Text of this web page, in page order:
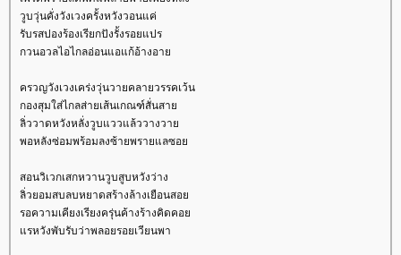
วูบวุ่นคั่งวังเวงครั้งหวังวอนแค่
รับรสปองร้องเรียกปังรั้งรอยแปร
กวนอวลไอไกลอ่อนแอแก้อ้างอา
ครวญวังเวงเคร่งวุ่นวายคลายวรรคเว้น
กองสุมใส่ไกลส่ายเส้นเกณฑ์สั่นสา
ลิ่ววาดหวังหลั่งวูบแววแล้ววางวา
พอหลังซ่อมพร้อมลงซ้ายพรายแลซอ
สอนวิเวกเสกหวานวูบสูบหวังว่าง
ลิ่วยอมสบลบหยาดสร้างล้างเยือนสอ
รอความเคียงเรียงครุ่นค้างร้างคิดคอ
รหวังพับรับว่าพลอยรอยเวียนพา